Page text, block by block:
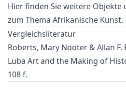
Hier finden Sie weitere Objekte
zum Thema Afrikanische Kunst.
Vergleichsliteratur
Roberts, Mary Nooter & Allan F.
Luba Art and the Making of
108 f.